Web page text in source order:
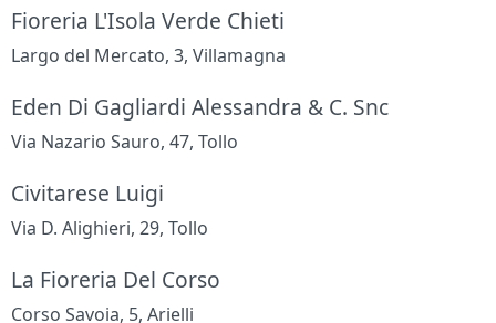
Fioreria L'Isola Verde Chieti
Largo del Mercato, 3, Villamagna
Eden Di Gagliardi Alessandra & C. Snc
Via Nazario Sauro, 47, Tollo
Civitarese Luigi
Via D. Alighieri, 29, Tollo
La Fioreria Del Corso
Corso Savoia, 5, Arielli